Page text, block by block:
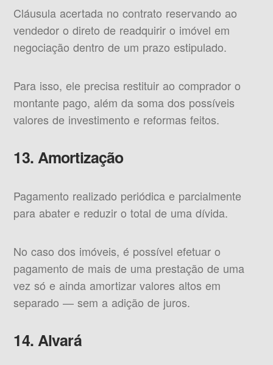
Cláusula acertada no contrato reservando ao
vendedor o direto de readquirir o imóvel em
negociação dentro de um prazo estipulado.
Para isso, ele precisa restituir ao comprador o
montante pago, além da soma dos possíveis
valores de investimento e reformas feitos.
13. Amortização
Pagamento realizado periódica e parcialmente
para abater e reduzir o total de uma dívida.
No caso dos imóveis, é possível efetuar o
pagamento de mais de uma prestação de uma
vez só e ainda amortizar valores altos em
separado — sem a adição de juros.
14. Alvará